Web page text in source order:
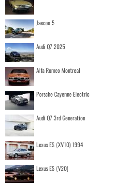
Jaecoo 5
Audi Q7 2025
Alfa Romeo Montreal
Porsche Cayenne Electric
Audi Q7 3rd Generation
Lexus ES (XV10) 1994
Lexus ES (V20)